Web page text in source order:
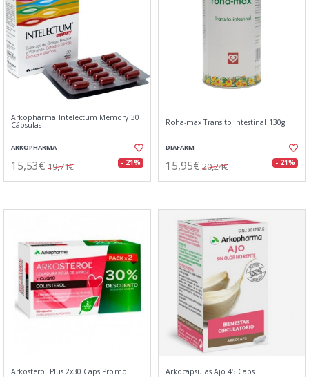
Arkopharma Intelectum Memory 30
Cápsulas
ARKOPHARMA
15,53€ 19,71€ - 21%
Roha-max Transito Intestinal 130g
DIAFARM
15,95€ 20,24€ - 21%
Arkosterol Plus 2x30 Caps Promo Arkocapsulas Ajo 45 Caps